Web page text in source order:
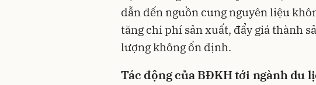
dẫn đến nguồn cung nguyên liệu
tăng chi phí sản xuất, đẩy giá thành
lượng không ổn định.
Tác động của BĐKH tới ngành du